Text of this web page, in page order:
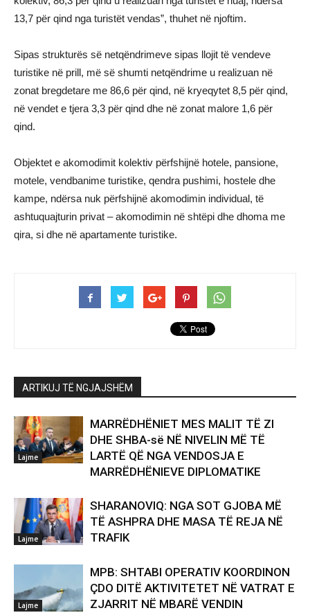
13,7 për qind nga turistët vendas”, thuhet në njoftim.
Sipas strukturës së netqëndrimeve sipas llojit të vendeve
turistike në prill, më së shumti netqëndrime u realizuan në
zonat bregdetare me 86,6 për qind, në kryeqytet 8,5 për qind,
në vendet e tjera 3,3 për qind dhe në zonat malore 1,6 për
qind.
Objektet e akomodimit kolektiv përfshijnë hotele, pansione,
motele, vendbanime turistike, qendra pushimi, hostele dhe
kampe, ndërsa nuk përfshijnë akomodimin individual, të
ashtuquajturin privat – akomodimin në shtëpi dhe dhoma me
qira, si dhe në apartamente turistike.
ARTIKUJ TË NGJAJSHËM
Lajme
MARRËDHËNIET MES MALIT TË ZI
DHE SHBA-së NË NIVELIN MË TË
LARTË QË NGA VENDOSJA E
MARRËDHËNIEVE DIPLOMATIKE
Lajme
SHARANOVIQ: NGA SOT GJOBA MË
TË ASHPRA DHE MASA TË REJA NË
TRAFIK
Lajme
MPB: SHTABI OPERATIV KOORDINON
ÇDO DITË AKTIVITETET NË VATRAT E
ZJARRIT NË MBARË VENDIN